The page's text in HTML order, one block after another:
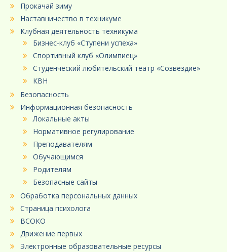
Прокачай зиму
Наставничество в техникуме
Клубная деятельность техникума
Бизнес-клуб «Ступени успеха»
Спортивный клуб «Олимпиец»
Студенческий любительский театр «Созвездие»
КВН
Безопасность
Информационная безопасность
Локальные акты
Нормативное регулирование
Преподавателям
Обучающимся
Родителям
Безопасные сайты
Обработка персональных данных
Страница психолога
ВСОКО
Движение первых
Электронные образовательные ресурсы